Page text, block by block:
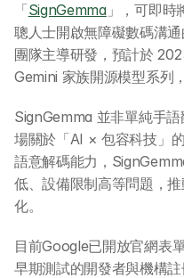
「SignGemma」，可即時
聰人士開啟無障礙數碼溝
團隊主導研發，預計於
Gemini 家族開源模型系列
SignGemma 並非單純手
場關於「AI × 包容科技」
語意解碼能力，
低、設備限制高等問題，
化。
目前Google已開放官網表
早期測試的開發者與機構註